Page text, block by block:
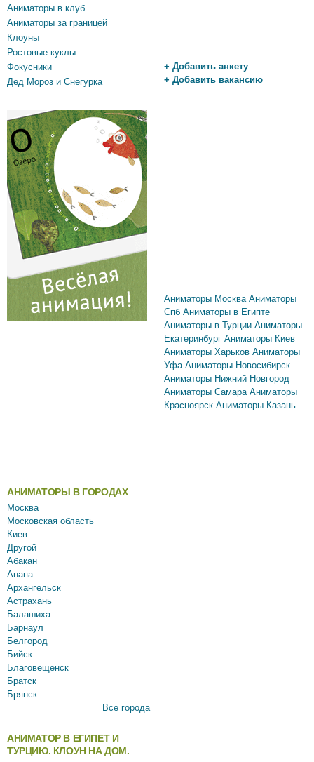
Аниматоры в клуб
Аниматоры за границей
Клоуны
Ростовые куклы
Фокусники
Дед Мороз и Снегурка
АНИМАТОРЫ В ГОРОДАХ
Москва
Московская область
Киев
Другой
Абакан
Анапа
Архангельск
Астрахань
Балашиха
Барнаул
Белгород
Бийск
Благовещенск
Братск
Брянск
Все города
АНИМАТОР В ЕГИПЕТ И
ТУРЦИЮ. КЛОУН НА ДОМ.
+ Добавить анкету
+ Добавить вакансию
Аниматоры Москва Аниматоры
Спб Аниматоры в Египте
Аниматоры в Турции Аниматоры
Екатеринбург Аниматоры Киев
Аниматоры Харьков Аниматоры
Уфа Аниматоры Новосибирск
Аниматоры Нижний Новгород
Аниматоры Самара Аниматоры
Красноярск Аниматоры Казань